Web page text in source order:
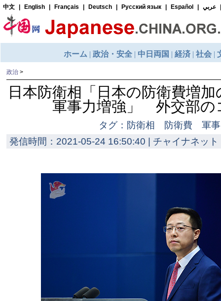
政治 >
日本防衛相「日本の防衛費増
軍事力増強」 外交部の
タグ：防衛相 防衛費 軍
発信時間：2021-05-24 16:50:40 | チャイナネッ